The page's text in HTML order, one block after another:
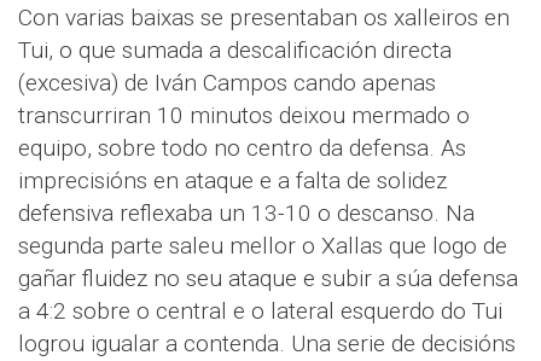
Con varias baixas se presentaban os xalleiros en
Tui, o que sumada a descalificación directa
(excesiva) de Iván Campos cando apenas
transcurriran 10 minutos deixou mermado o
equipo, sobre todo no centro da defensa. As
imprecisións en ataque e a falta de solidez
defensiva reflexaba un 13-10 o descanso. Na
segunda parte saleu mellor o Xallas que logo de
gañar fluidez no seu ataque e subir a súa defensa
a 4:2 sobre o central e o lateral esquerdo do Tui
logrou igualar a contenda. Una serie de decisións